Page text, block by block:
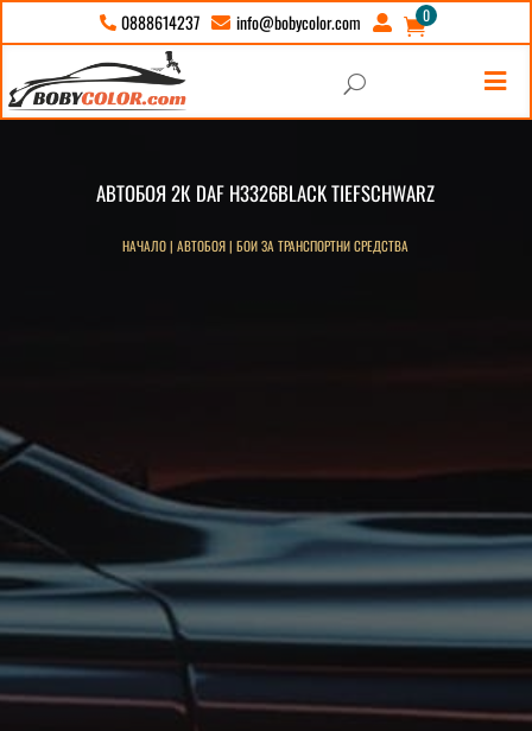
 0888614237  info@bobycolor.com  
0

U
АВТОБОЯ 2К DAF H3326BLACK TIEFSCHWARZ
НАЧАЛО|АВТОБОЯ|БОИ ЗА ТРАНСПОРТНИ СРЕДСТВА